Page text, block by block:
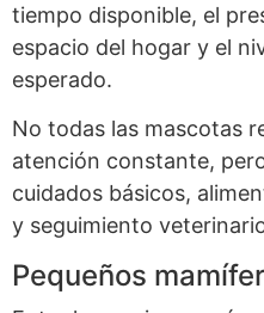
tiempo disponible, el
espacio del hogar y el
esperado.
No todas las mascotas
atención constante,
cuidados básicos,
y seguimiento
Pequeños